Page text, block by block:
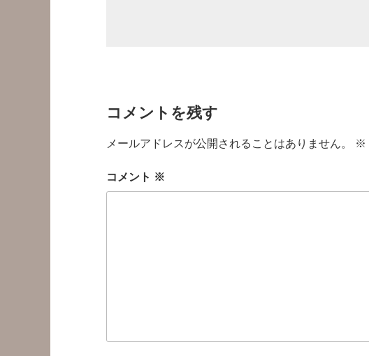
コメントを残す
メールアドレスが公開されることはありません。 ※
コメント ※